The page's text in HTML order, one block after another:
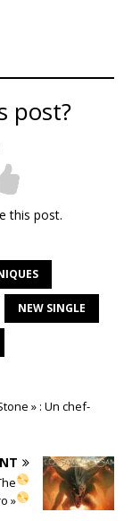
post?
this post.
NEW SINGLE
» : Un chef-
»